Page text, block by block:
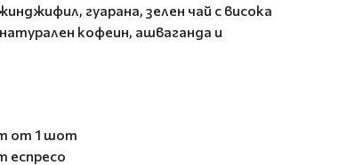
гуарана, зелен чай с висока
кофеин, ашваганда и
от 1 шот
еспресо